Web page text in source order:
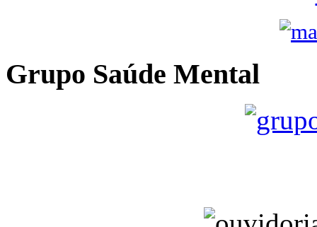
Grupo Saúde Mental